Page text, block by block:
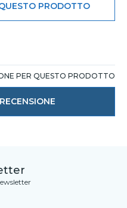
PRODOTTO
PER QUESTO PRODOTTO